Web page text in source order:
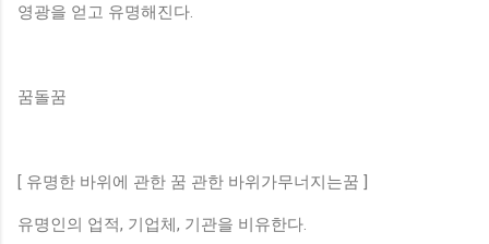
영광을 얻고 유명해진다.
꿈돌꿈
[ 유명한 바위에 관한 꿈 관한 바위가무너지는꿈 ]
유명인의 업적, 기업체, 기관을 비유한다.